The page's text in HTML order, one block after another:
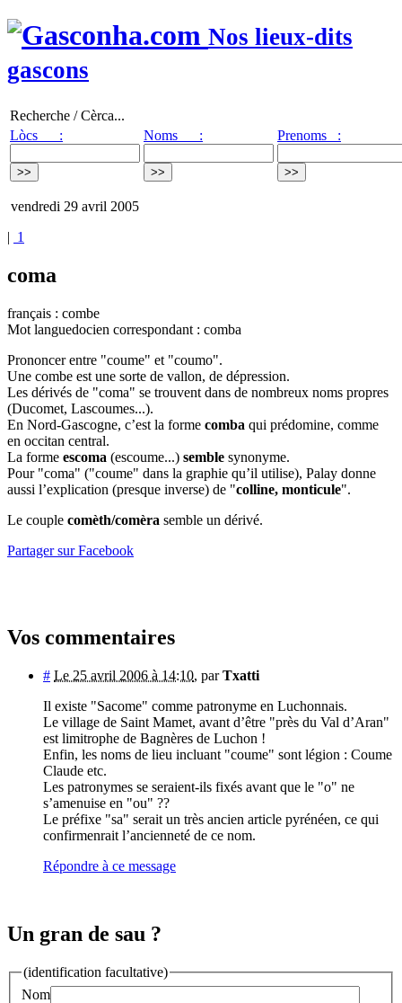
Nos lieux-dits
gascons
Recherche / Cèrca...
Lòcs :
Noms : Prenoms :
vendredi 29 avril 2005
| 1
coma
français : combe
Mot languedocien correspondant : comba
Prononcer entre "coume" et "coumo".
Une combe est une sorte de vallon, de dépression.
Les dérivés de "coma" se trouvent dans de nombreux noms propres
(Ducomet, Lascoumes...).
En Nord-Gascogne, c’est la forme comba qui prédomine, comme
en occitan central.
La forme escoma (escoume...) semble synonyme.
Pour "coma" ("coume" dans la graphie qu’il utilise), Palay donne
aussi l’explication (presque inverse) de "colline, monticule".
Le couple comèth/comèra semble un dérivé.
Partager sur Facebook
Vos commentaires
# Le 25 avril 2006 à 14:10, parTxatti
Il existe "Sacome" comme patronyme en Luchonnais.
Le village de Saint Mamet, avant d’être "près du Val d’Aran"
est limitrophe de Bagnères de Luchon !
Enfin, les noms de lieu incluant "coume" sont légion : Coume
Claude etc.
Les patronymes se seraient-ils fixés avant que le "o" ne
s’amenuise en "ou" ??
Le préfixe "sa" serait un très ancien article pyrénéen, ce qui
confirmenrait l’ancienneté de ce nom.
Répondre à ce message
Un gran de sau ?
(identification facultative)
Nom